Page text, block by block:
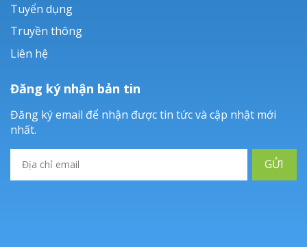
Tuyển dụng
Truyền thông
Liên hệ
Đăng ký nhận bản tin
Đăng ký email để nhận được tin tức và cập nhật mới
nhất.
GỬI